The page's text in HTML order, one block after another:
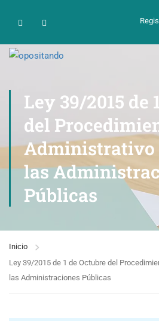
Ley 39/2015 de
del
Administrativo
las
Públicas
Inicio
Ley 39/2015 de 1 de Octubre del
las Administraciones Públicas